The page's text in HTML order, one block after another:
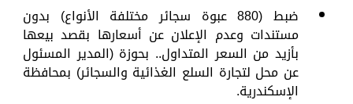
ضبط (880 عبوة سجائر مختلفة الأنواع) بدون
مستندات وعدم الإعلان عن أسعارها بقصد بيعها
بأزيد من السعر المتداول.. بحوزة (المدير المسئول
عن محل لتجارة السلع الغذائية والسجائر) بمحافظة
الإسكندرية.